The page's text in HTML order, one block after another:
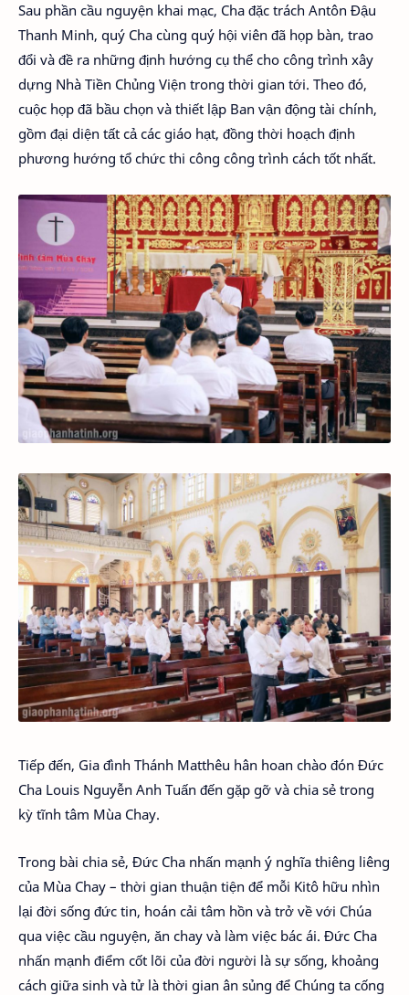
Sau phần cầu nguyện khai mạc, Cha đặc trách Antôn Đậu
Thanh Minh, quý Cha cùng quý hội viên đã họp bàn, trao
đổi và đề ra những định hướng cụ thể cho công trình xây
dựng Nhà Tiền Chủng Viện trong thời gian tới. Theo đó,
cuộc họp đã bầu chọn và thiết lập Ban vận động tài chính,
gồm đại diện tất cả các giáo hạt, đồng thời hoạch định
phương hướng tổ chức thi công công trình cách tốt nhất.
Tiếp đến, Gia đình Thánh Matthêu hân hoan chào đón Đức
Cha Louis Nguyễn Anh Tuấn đến gặp gỡ và chia sẻ trong
kỳ tĩnh tâm Mùa Chay.
Trong bài chia sẻ, Đức Cha nhấn mạnh ý nghĩa thiêng liêng
của Mùa Chay – thời gian thuận tiện để mỗi Kitô hữu nhìn
lại đời sống đức tin, hoán cải tâm hồn và trở về với Chúa
qua việc cầu nguyện, ăn chay và làm việc bác ái. Đức Cha
nhấn mạnh điểm cốt lõi của đời người là sự sống, khoảng
cách giữa sinh và tử là thời gian ân sủng để Chúng ta cống